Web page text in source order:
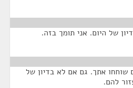
של היום. אני תומך בזה.
שוחחו אתך. גם אם לא בדיון של
להם.